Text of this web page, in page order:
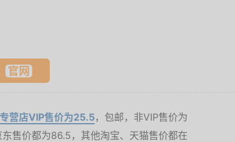
营店VIP售价为25.5，包邮，非VIP售价为
售价都为86.5，其他淘宝、天猫售价都在